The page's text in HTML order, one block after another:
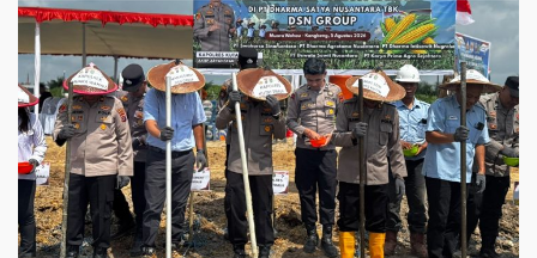
2 min read